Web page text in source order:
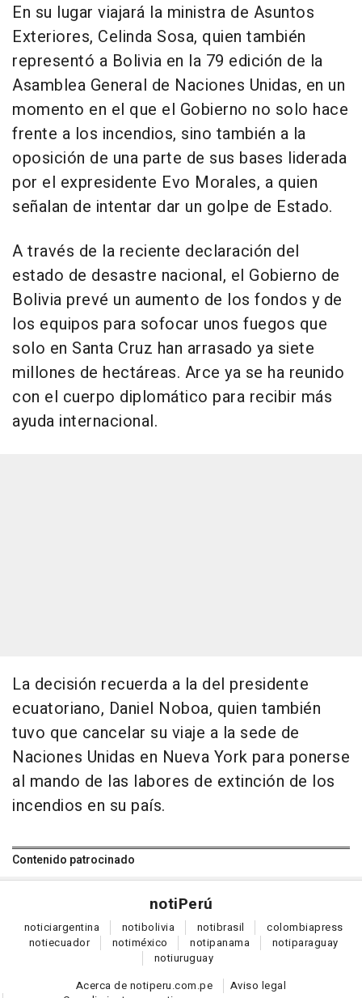
En su lugar viajará la ministra de Asuntos
Exteriores, Celinda Sosa, quien también
representó a Bolivia en la 79 edición de la
Asamblea General de Naciones Unidas, en un
momento en el que el Gobierno no solo hace
frente a los incendios, sino también a la
oposición de una parte de sus bases liderada
por el expresidente Evo Morales, a quien
señalan de intentar dar un golpe de Estado.
A través de la reciente declaración del
estado de desastre nacional, el Gobierno de
Bolivia prevé un aumento de los fondos y de
los equipos para sofocar unos fuegos que
solo en Santa Cruz han arrasado ya siete
millones de hectáreas. Arce ya se ha reunido
con el cuerpo diplomático para recibir más
ayuda internacional.
La decisión recuerda a la del presidente
ecuatoriano, Daniel Noboa, quien también
tuvo que cancelar su viaje a la sede de
Naciones Unidas en Nueva York para ponerse
al mando de las labores de extinción de los
incendios en su país.
Contenido patrocinado
notiPerú
noticiargentina notibolivia notibrasil colombiapress
notiecuador notiméxico notipanama notiparaguay
notiuruguay
Acerca de notiperu.com.pe
Aviso legal